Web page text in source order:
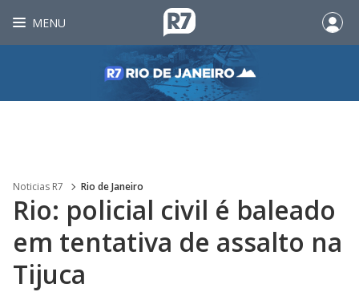
MENU
Noticias R7 Rio de Janeiro
Rio: policial civil é baleado
em tentativa de assalto na
Tijuca